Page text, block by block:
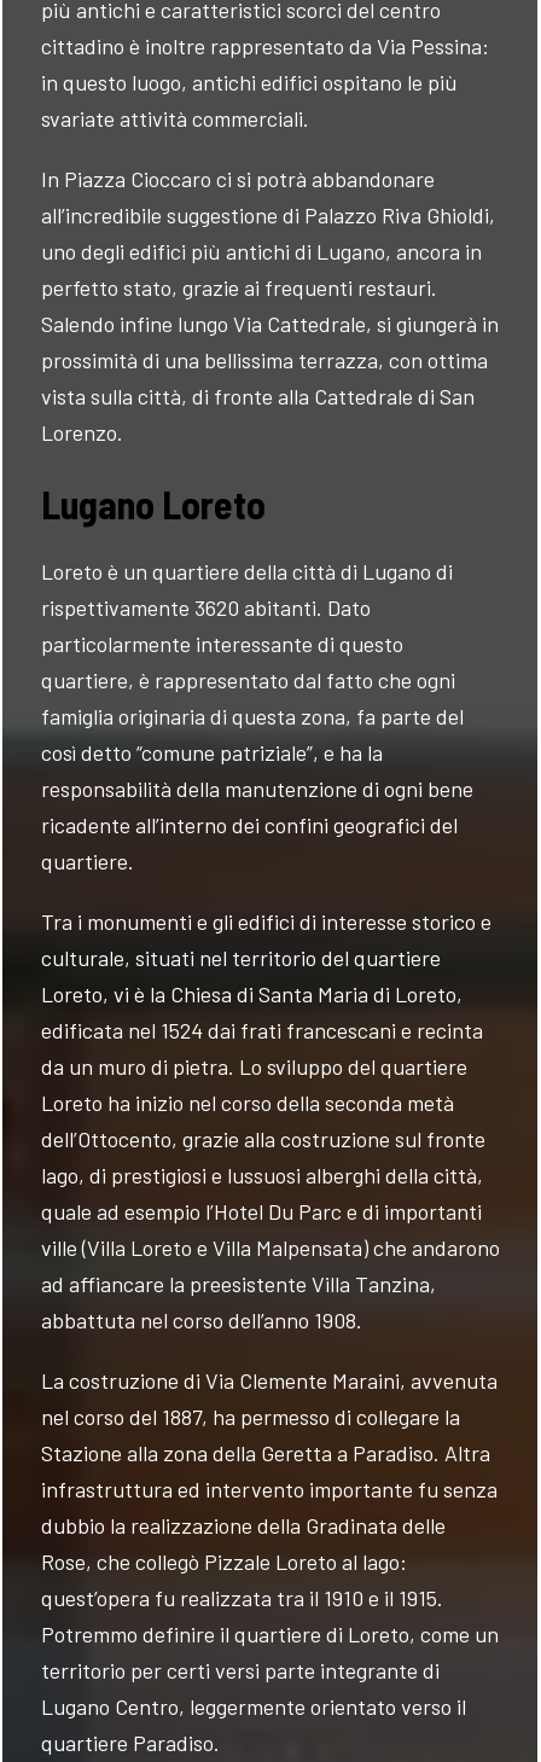
più antichi e caratteristici scorci del centro
cittadino è inoltre rappresentato da Via Pessina:
in questo luogo, antichi edifici ospitano le più
svariate attività commerciali.
In Piazza Cioccaro ci si potrà abbandonare
all’incredibile suggestione di Palazzo Riva Ghioldi,
uno degli edifici più antichi di Lugano, ancora in
perfetto stato, grazie ai frequenti restauri.
Salendo infine lungo Via Cattedrale, si giungerà in
prossimità di una bellissima terrazza, con ottima
vista sulla città, di fronte alla Cattedrale di San
Lorenzo.
Lugano Loreto
Loreto è un quartiere della città di Lugano di
rispettivamente 3620 abitanti. Dato
particolarmente interessante di questo
quartiere, è rappresentato dal fatto che ogni
famiglia originaria di questa zona, fa parte del
così detto “comune patriziale”, e ha la
responsabilità della manutenzione di ogni bene
ricadente all’interno dei confini geografici del
quartiere.
Tra i monumenti e gli edifici di interesse storico e
culturale, situati nel territorio del quartiere
Loreto, vi è la Chiesa di Santa Maria di Loreto,
edificata nel 1524 dai frati francescani e recinta
da un muro di pietra. Lo sviluppo del quartiere
Loreto ha inizio nel corso della seconda metà
dell’Ottocento, grazie alla costruzione sul fronte
lago, di prestigiosi e lussuosi alberghi della città,
quale ad esempio l’Hotel Du Parc e di importanti
ville (Villa Loreto e Villa Malpensata) che andarono
ad affiancare la preesistente Villa Tanzina,
abbattuta nel corso dell’anno 1908.
La costruzione di Via Clemente Maraini, avvenuta
nel corso del 1887, ha permesso di collegare la
Stazione alla zona della Geretta a Paradiso. Altra
infrastruttura ed intervento importante fu senza
dubbio la realizzazione della Gradinata delle
Rose, che collegò Pizzale Loreto al lago:
quest’opera fu realizzata tra il 1910 e il 1915.
Potremmo definire il quartiere di Loreto, come un
territorio per certi versi parte integrante di
Lugano Centro, leggermente orientato verso il
quartiere Paradiso.